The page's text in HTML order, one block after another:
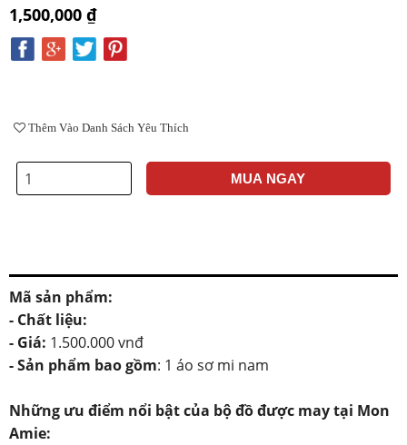
1,500,000 ₫
Thêm Vào Danh Sách Yêu Thích
MUA NGAY
Mã sản phẩm:
- Chất liệu:
- Giá: 1.500.000 vnđ
-Sản phẩm bao gồm: 1 áo sơ mi nam
Những ưu điểm nổi bật của bộ đồ được may tại Mon
Amie: